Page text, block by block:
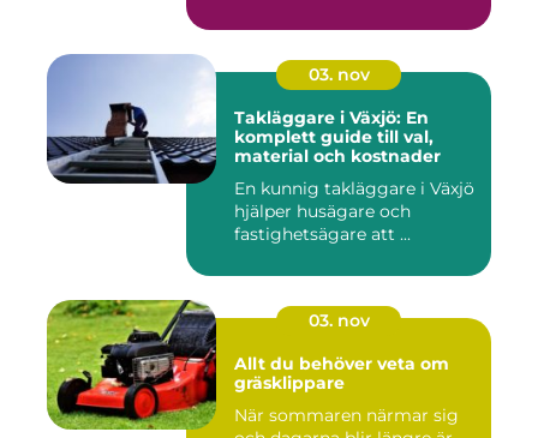
03. nov
Takläggare i Växjö: En
komplett guide till val,
material och kostnader
En kunnig takläggare i Växjö
hjälper husägare och
fastighetsägare att ...
03. nov
Allt du behöver veta om
gräsklippare
När sommaren närmar sig